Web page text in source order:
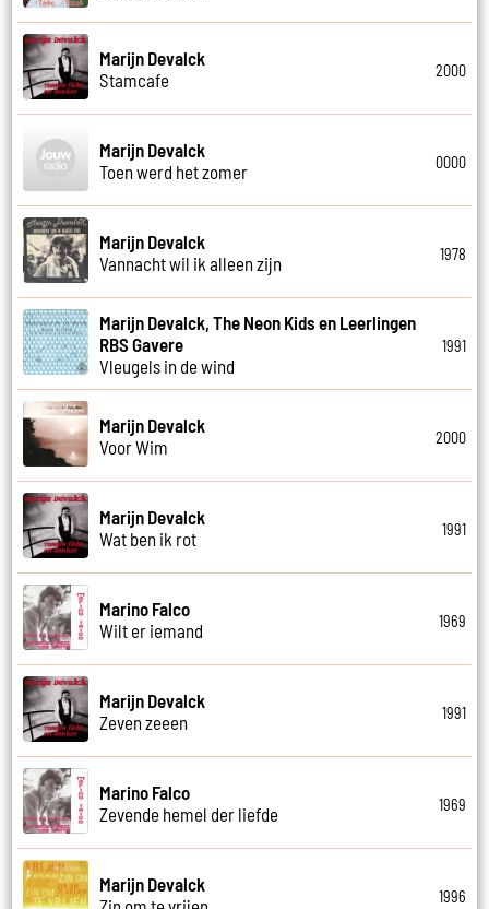
Marijn Devalck
Stamcafe
2000
Marijn Devalck
Toen werd het zomer
0000
Marijn Devalck
Vannacht wil ik alleen zijn
1978
Marijn Devalck, The Neon Kids en Leerlingen
RBS Gavere
Vleugels in de wind
1991
Marijn Devalck
Voor Wim
2000
Marijn Devalck
Wat ben ik rot
1991
Marino Falco
Wilt er iemand
1969
Marijn Devalck
Zeven zeeen
1991
Marino Falco
Zevende hemel der liefde
1969
Marijn Devalck
1996